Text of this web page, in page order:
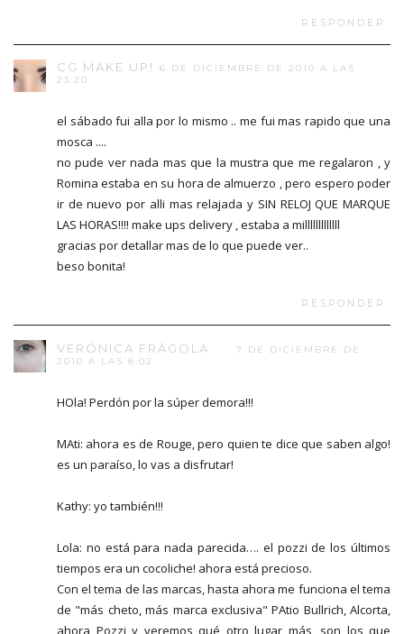
RESPONDER
CG MAKE UP!
6 DE DICIEMBRE DE 2010 A LAS
23:20
el sábado fui alla por lo mismo .. me fui mas rapido que una
mosca ....
no pude ver nada mas que la mustra que me regalaron , y
Romina estaba en su hora de almuerzo , pero espero poder
ir de nuevo por alli mas relajada y SIN RELOJ QUE MARQUE
LAS HORAS!!!! make ups delivery , estaba a milllllllllllll
gracias por detallar mas de lo que puede ver..
beso bonita!
RESPONDER
VERÓNICA FRÁGOLA
7 DE DICIEMBRE DE
2010 A LAS 8:02
HOla! Perdón por la súper demora!!!
MAti: ahora es de Rouge, pero quien te dice que saben algo!
es un paraíso, lo vas a disfrutar!
Kathy: yo también!!!
Lola: no está para nada parecida…. el pozzi de los últimos
tiempos era un cocoliche! ahora está precioso.
Con el tema de las marcas, hasta ahora me funciona el tema
de "más cheto, más marca exclusiva" PAtio Bullrich, Alcorta,
ahora Pozzi y veremos qué otro lugar más, son los que